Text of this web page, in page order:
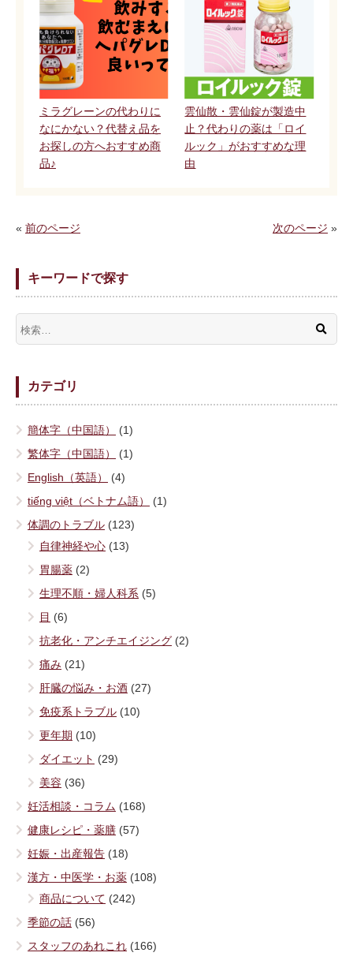
ミラグレーンの代わりに
なにかない？代替え品を
お探しの方へおすすめ商
品♪
雲仙散・雲仙錠が製造中
止？代わりの薬は「ロイ
ルック」がおすすめな理
由
« 前のページ 次のページ »
キーワードで探す
カテゴリ
簡体字（中国語）
(1)
繁体字（中国語）
(1)
English（英語）
(4)
tiếng việt（ベトナム語）
(1)
体調のトラブル (123)
自律神経や心 (13)
胃腸薬 (2)
生理不順・婦人科系 (5)
目 (6)
抗老化・アンチエイジング (2)
痛み (21)
肝臓の悩み・お酒 (27)
免疫系トラブル (10)
更年期 (10)
ダイエット (29)
美容 (36)
妊活相談・コラム (168)
健康レシピ・薬膳 (57)
妊娠・出産報告 (18)
漢方・中医学・お薬 (108)
商品について (242)
季節の話 (56)
スタッフのあれこれ (166)